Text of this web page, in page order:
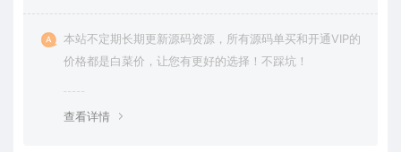
本站不定期长期更新源码资源，所有源码单买和开通VIP的
价格都是白菜价，让您有更好的选择！不踩坑！
查看详情